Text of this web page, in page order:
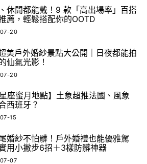
休閒都能戴！9 款「高出場率」百搭
薦，輕鬆搭配你的OOTD
20
美戶外婚紗景點大公開｜日夜都能拍
仙氣光影！
20
星座蜜月地點】土象超推法國、風象
西班牙？
15
婚紗不怕髒！戶外婚禮也能優雅駕
用小撇步6招＋3樣防髒神器
07